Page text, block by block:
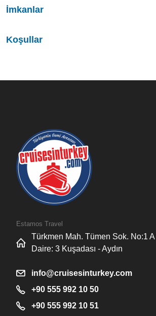
İmkanlar
Koşullar
Estamos Travel
Türkmen Mah. Tümen Sok. No:1
Daire: 3 Kuşadası - Aydın
info@cruisesinturkey.com
+90 555 992 10 50
+90 555 992 10 51